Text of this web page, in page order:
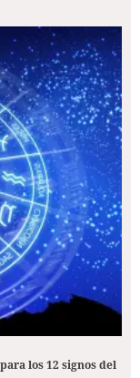
los 12 signos del